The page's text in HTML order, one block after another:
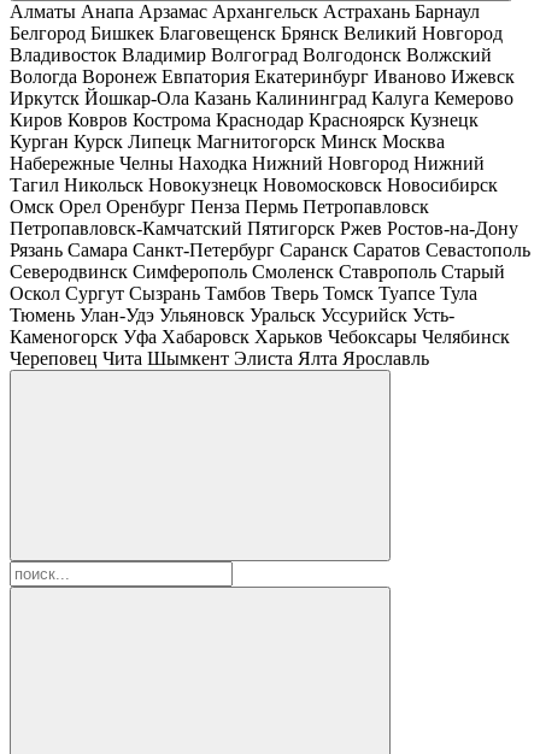
Алматы Анапа Арзамас Архангельск Астрахань Барнаул
Белгород Бишкек Благовещенск Брянск Великий Новгород
Владивосток Владимир Волгоград Волгодонск Волжский
Вологда Воронеж Евпатория Екатеринбург Иваново Ижевск
Иркутск Йошкар-Ола Казань Калининград Калуга Кемерово
Киров Ковров Кострома Краснодар Красноярск Кузнецк
Курган Курск Липецк Магнитогорск Минск Москва
Набережные Челны Находка Нижний Новгород Нижний
Тагил Никольск Новокузнецк Новомосковск Новосибирск
Омск Орел Оренбург Пенза Пермь Петропавловск
Петропавловск-Камчатский Пятигорск Ржев Ростов-на-Дону
Рязань Самара Санкт-Петербург Саранск Саратов Севастополь
Северодвинск Симферополь Смоленск Ставрополь Старый
Оскол Сургут Сызрань Тамбов Тверь Томск Туапсе Тула
Тюмень Улан-Удэ Ульяновск Уральск Уссурийск Усть-
Каменогорск Уфа Хабаровск Харьков Чебоксары Челябинск
Череповец Чита Шымкент Элиста Ялта Ярославль